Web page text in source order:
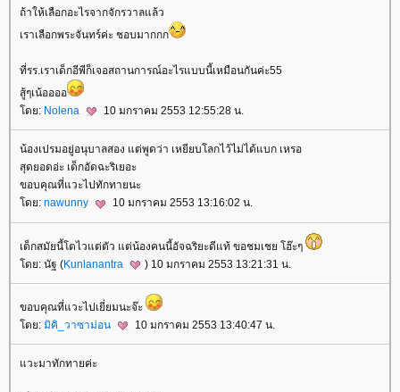
ถ้าให้เลือกอะไรจากจักรวาลแล้ว
เราเลือกพระจันทร์ค่ะ ชอบมากกก
ที่รร.เราเด็กอีพีก็เจอสถานการณ์อะไรแบบนี้เหมือนกันค่ะ55
สู้ๆเน้ออออ
ดย: Nolena 10 มกราคม 2553 12:55:28 น.
น้องเปรมอยู่อนุบาลสอง แต่พูดว่า เหยียบโลกไว้ไม่ได้แบก เหรอ
สุดยอดอ่ะ เด็กอัดฉะริเยอะ
ขอบคุณที่แวะไปทักทายนะ
ดย: nawunny 10 มกราคม 2553 13:16:02 น.
เด็กสมัยนี้โตไวแต่ตัว แต่น้องคนนี้อัจฉริยะดีแท้ ขอชมเชย โฮ๊ะๆ
ดย: นัฐ (Kunlanantra ) 10 มกราคม 2553 13:21:31 น.
ขอบคุณที่แวะไปเยี่ยมนะจ๊ะ
ดย: มิคิ_วาซาม่อน 10 มกราคม 2553 13:40:47 น.
วะมาทักทายค่ะ